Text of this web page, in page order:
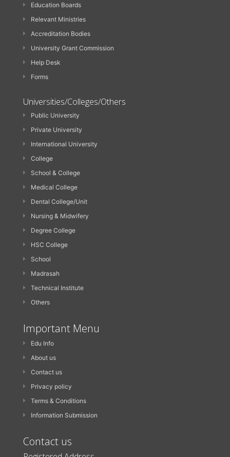
Education Boards
Relevant Ministries
Accreditation Bodies
University Grant Commission
Help Desk
Forms
Universities/Colleges/Others
Public University
Private University
International University
College
School & College
Medical College
Dental College/Unit
Nursing & Midwifery
Degree College
HSC College
School
Madrasah
Technical Institute
Others
Important Menu
Edu Info
About us
Contact us
Privacy policy
Terms & Conditions
Information Submission
Contact us